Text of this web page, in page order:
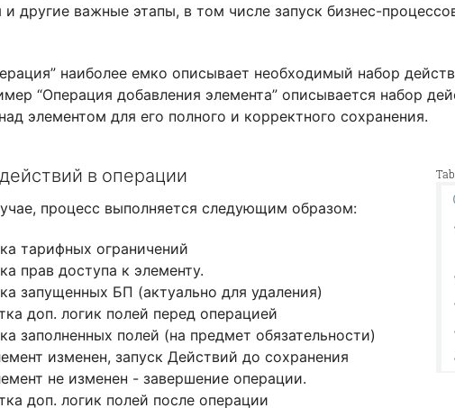
и другие важные этапы, в том числе запуск бизнес-
наиболее емко описывает необходимый набор
“Операция добавления элемента” описывается набор
элементом для его полного и корректного сохранения.
в операции
процесс выполняется следующим образом:
тарифных ограничений
прав доступа к элементу.
запущенных БП (актуально для удаления)
доп. логик полей перед операцией
заполненных полей (на предмет обязательности)
изменен, запуск Действий до сохранения
не изменен - завершение операции.
доп. логик полей после операции